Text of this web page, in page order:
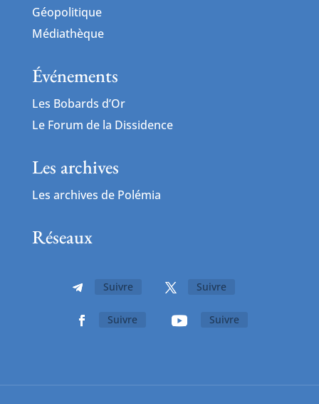
Géopolitique
Médiathèque
Événements
Les Bobards d’Or
Le Forum de la Dissidence
Les archives
Les archives de Polémia
Réseaux
Suivre Suivre
Suivre Suivre